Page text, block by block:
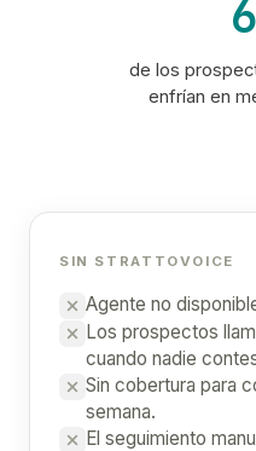
de los
enfrían en
SIN STRATTOVOICE
Agente no
Los prospectos
cuando nadie
Sin cobertura para
semana.
El seguimiento